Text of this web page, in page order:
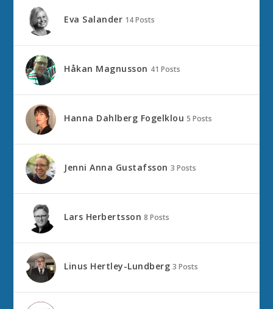
Eva Salander 14 Posts
Håkan Magnusson 41 Posts
Hanna Dahlberg Fogelklou 5 Posts
Jenni Anna Gustafsson 3 Posts
Lars Herbertsson 8 Posts
Linus Hertley-Lundberg 3 Posts